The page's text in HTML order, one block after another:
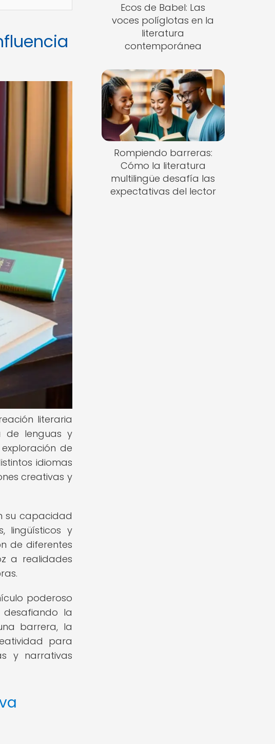
literaria
de lenguas y
de
idiomas
creativas y
su capacidad
lingüísticos y
de diferentes
a realidades
poderoso
la
barrera, la
para
y narrativas
Ecos de Babel: Las
voces políglotas en la
literatura
contemporánea
Rompiendo barreras:
Cómo la literatura
multilingüe desafía las
expectativas del lector